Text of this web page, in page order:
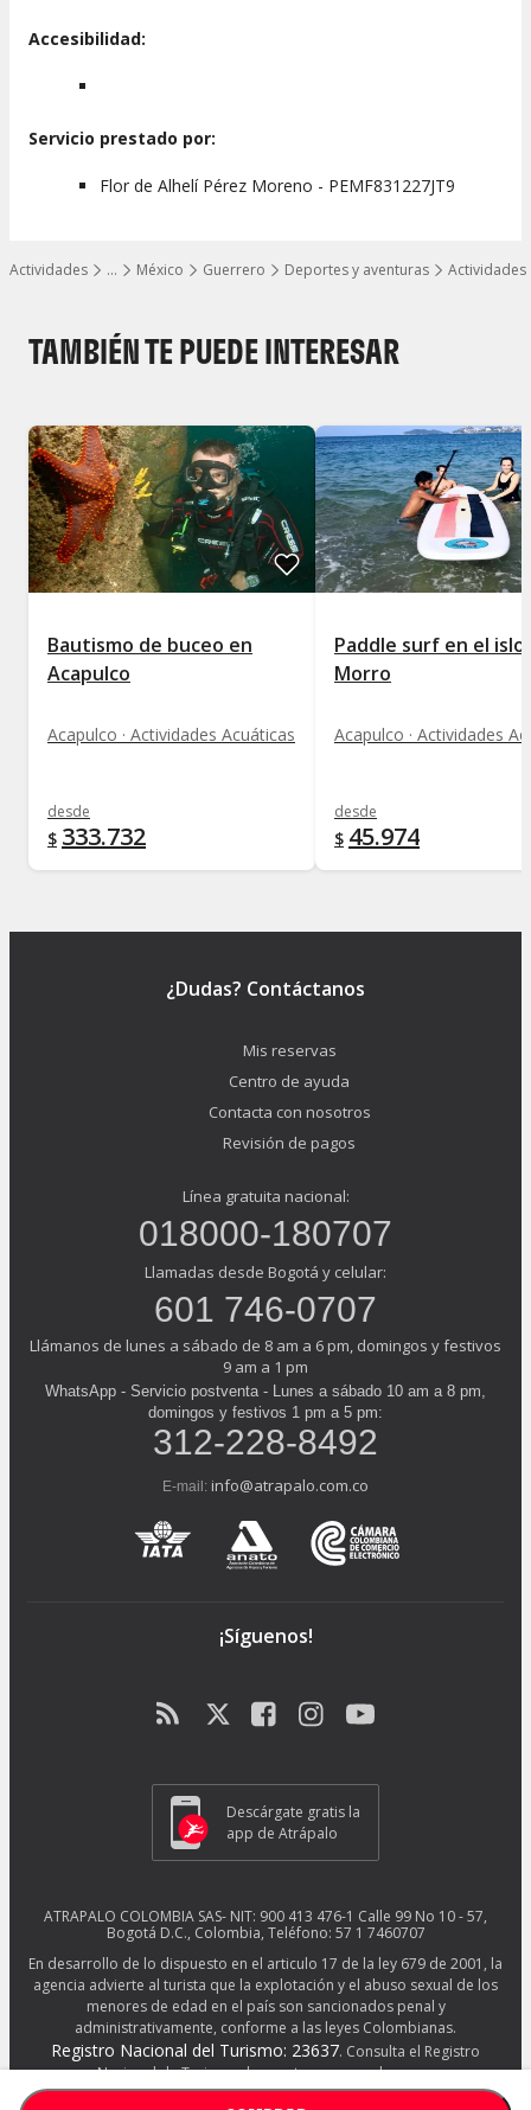
…
Mostrar todos los niveles
Actividades México Guerrero Deportes y aventuras Actividades
Accesibilidad:
Servicio prestado por:
Flor de Alhelí Pérez Moreno - PEMF831227JT9
TAMBIÉN TE PUEDE INTERESAR
Bautismo de buceo en
Acapulco
Acapulco · Actividades Acuáticas
desde
$ 333.732
Paddle surf en el
Morro
Acapulco · Actividades
desde
$ 45.974
¿Dudas? Contáctanos
Mis reservas
Centro de ayuda
Contacta con nosotros
Revisión de pagos
Línea gratuita nacional:
018000-180707
Llamadas desde Bogotá y celular:
601 746-0707
Llámanos de lunes a sábado de 8 am a 6 pm, domingos y festivos
9 am a 1 pm
WhatsApp - Servicio postventa - Lunes a sábado 10 am a 8 pm,
domingos y festivos 1 pm a 5 pm:
312-228-8492
E-mail: info@atrapalo.com.co
¡Síguenos!
Descárgate gratis la
app de Atrápalo
ATRAPALO COLOMBIA SAS- NIT: 900 413 476-1 Calle 99 No 10 - 57,
Bogotá D.C., Colombia, Teléfono: 57 1 7460707
En desarrollo de lo dispuesto en el articulo 17 de la ley 679 de 2001, la
agencia advierte al turista que la explotación y el abuso sexual de los
menores de edad en el país son sancionados penal y
administrativamente, conforme a las leyes Colombianas.
Registro Nacional del Turismo: 23637. Consulta el Registro
Nacional de Turismo de nuestros proveedores en
http://www.rues.org.co/RNT